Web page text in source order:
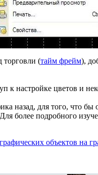
торговли (тайм фрейм),
к настройке цветов и
назад, для того, что бы
более подробного
объектов на